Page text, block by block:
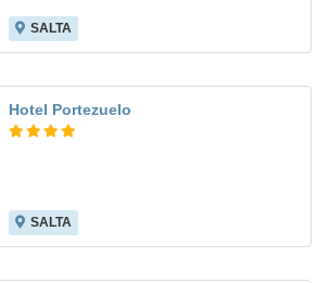
SALTA
Hotel Portezuelo
SALTA